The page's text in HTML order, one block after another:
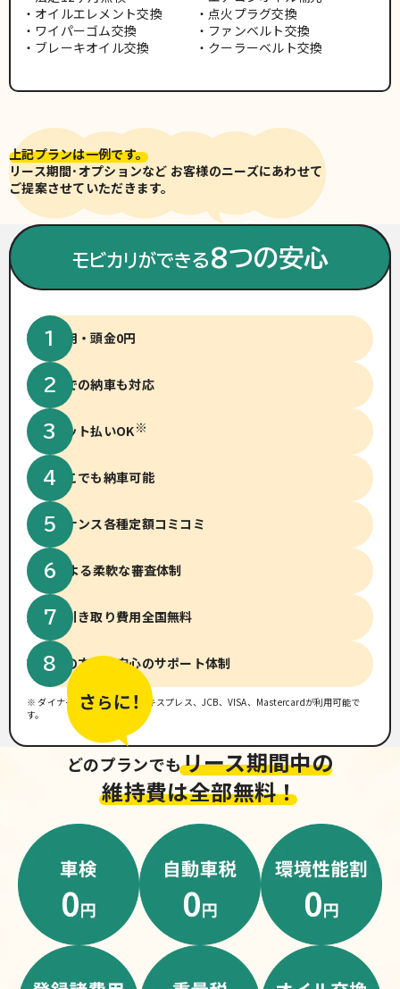
オイルエレメント交換
ワイパーゴム交換
ブレーキオイル交換
点火プラグ交換
ファンベルト交換
クーラーベルト交換
上記プランは一例です。
リース期間･オプションなど お客様のニーズにあわせて
ご提案させていただきます。
※車両写真は有料色(別途費用)
の場合がございます。
モビカリができる 8つの安心
初期費用・頭金0円
短納期での納車も対応
クレジット払いOK※
全国どこでも納車可能
メンテナンス各種定額コミコミ
14社による柔軟な審査体制
廃車、引き取り費用全国無料
初めての方でも安心のサポート体制
※ ダイナース、アメリカンエキスプレス、JCB、VISA、Mastercardが利用可能で
す。
どのプランでもリース期間中の
維持費は全部無料！